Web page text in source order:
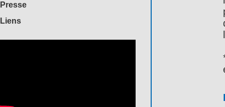
Presse
Liens